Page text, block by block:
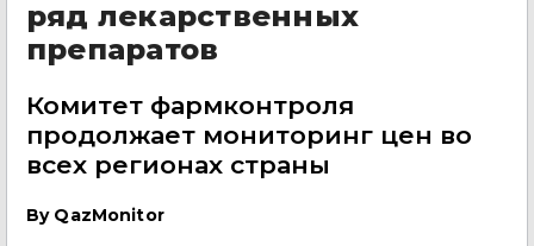
ряд лекарственных
препаратов
Комитет фармконтроля
продолжает мониторинг цен во
всех регионах страны
By QazMonitor